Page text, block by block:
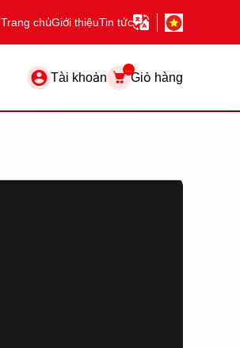
Trang chủGiới thiệuTin tức
Tài khoản
...
Giỏ hàng